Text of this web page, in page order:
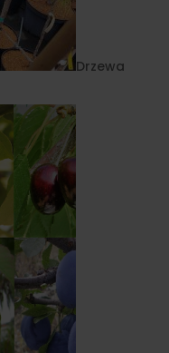
Drzewa